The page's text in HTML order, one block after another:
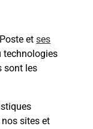
et ses
technologies
sont les
sites et